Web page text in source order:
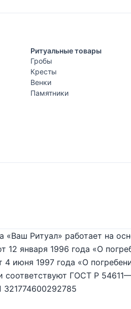
Ритуальные товары
Гробы
Кресты
Венки
Памятники
«Ваш Ритуал» работает на
января 1996 года «О
июня 1997 года «О
соответствуют ГОСТ Р